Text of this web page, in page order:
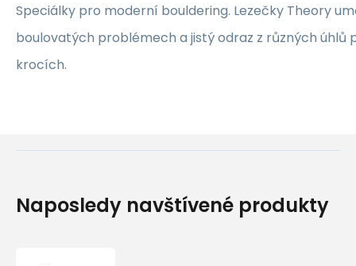
Speciálky pro moderní bouldering. Lezečky Theory
boulovatých problémech a jistý odraz z různých úhlů
krocích.
Naposledy navštívené produkty